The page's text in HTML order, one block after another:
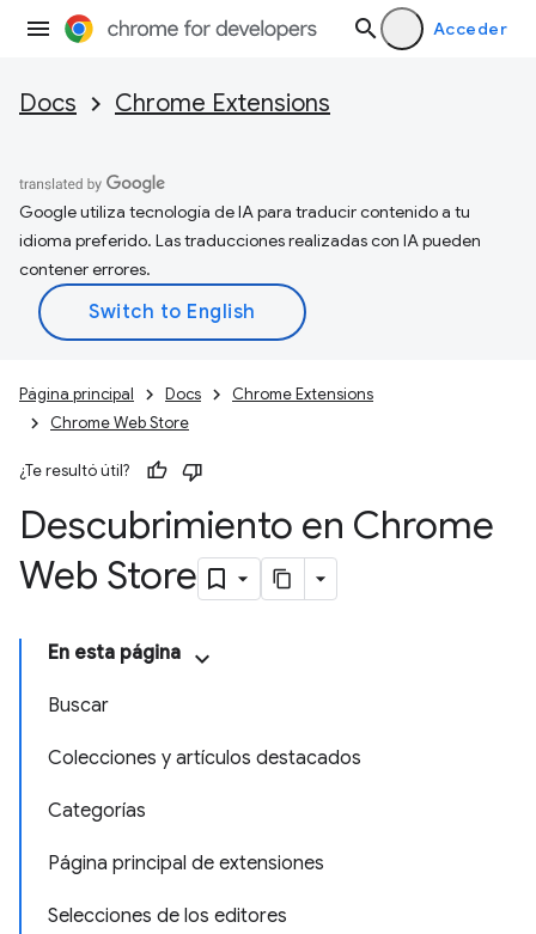
Acceder
Docs Chrome Extensions
Google utiliza tecnología de IA para traducir contenido a tu
idioma preferido. Las traducciones realizadas con IA pueden
contener errores.
Página principal Docs
Chrome Extensions
Chrome Web Store
¿Te resultó útil?
Descubrimiento en Chrome
Web Store
En esta página
Buscar
Colecciones y artículos destacados
Categorías
Página principal de extensiones
Selecciones de los editores